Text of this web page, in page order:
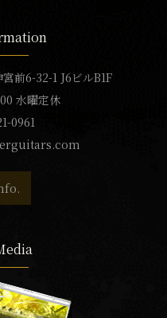
前6-32-1 J6ビルB1F
水曜定休
0961